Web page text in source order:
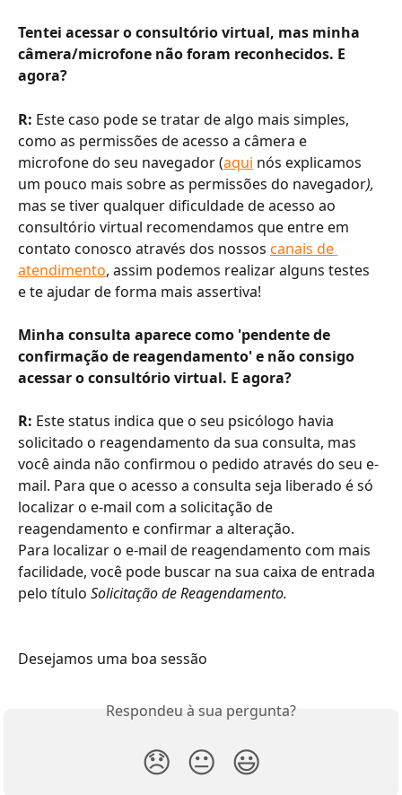
Tentei acessar o consultório virtual, mas minha
câmera/microfone não foram reconhecidos. E
agora?
R: Este caso pode se tratar de algo mais simples,
como as permissões de acesso a câmera e
microfone do seu navegador (aqui nós explicamos
um pouco mais sobre as permissões do navegador),
mas se tiver qualquer dificuldade de acesso ao
consultório virtual recomendamos que entre em
contato conosco através dos nossos canais de
atendimento, assim podemos realizar alguns testes
e te ajudar de forma mais assertiva!
Minha consulta aparece como 'pendente de
confirmação de reagendamento' e não consigo
acessar o consultório virtual. E agora?
R: Este status indica que o seu psicólogo havia
solicitado o reagendamento da sua consulta, mas
você ainda não confirmou o pedido através do seu e-
mail. Para que o acesso a consulta seja liberado é só
localizar o e-mail com a solicitação de
reagendamento e confirmar a alteração.
Para localizar o e-mail de reagendamento com mais
facilidade, você pode buscar na sua caixa de entrada
pelo título Solicitação de Reagendamento.
Desejamos uma boa sessão
Respondeu à sua pergunta?
😞 😐 😃